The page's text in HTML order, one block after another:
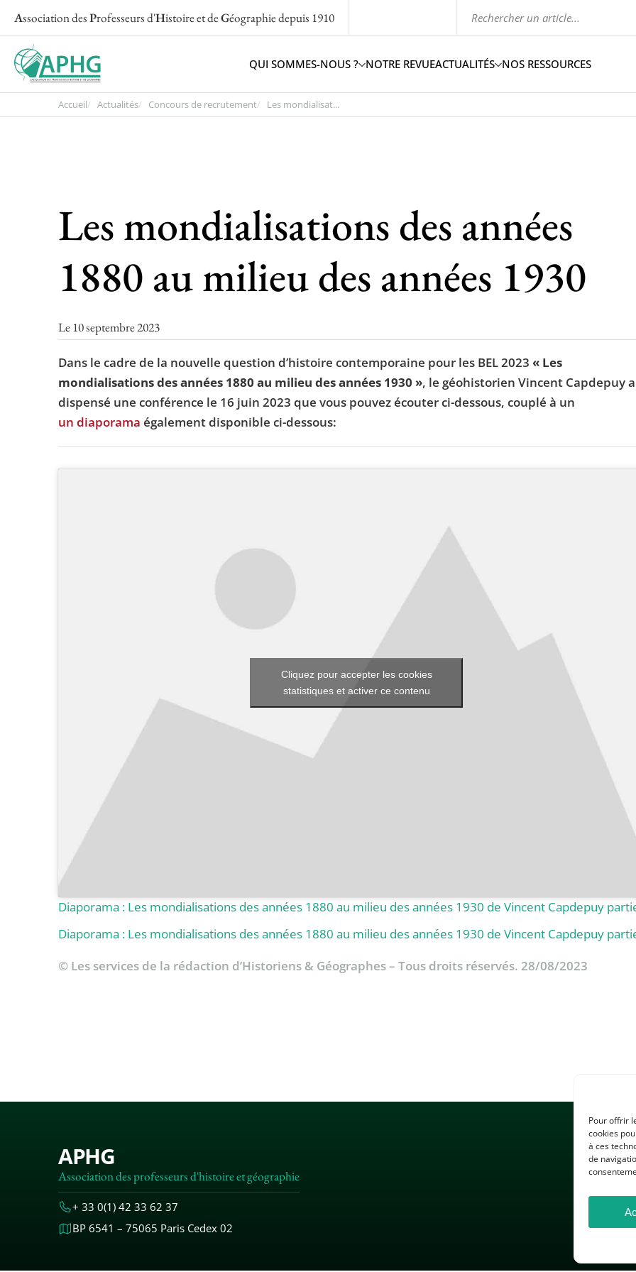
Pour offrir
cookies
à ces
de
Association desProfesseurs d'Histoire et deGéographiedepuis 1910
QUI SOMMES-NOUS ? NOTRE REVUEACTUALITÉS NOS RESSOURCES
Accueil Actualités Concours de recrutement Les mondialisat...
Les mondialisations des années
1880 au milieu des années 1930
Le 10 septembre 2023
Dans le cadre de la nouvelle question d’histoire contemporaine pour les BEL 2023 « Les
mondialisations des années 1880 au milieu des années 1930 », le géohistorien Vincent Capdepuy a
dispensé une conférence le 16 juin 2023 que vous pouvez écouter ci-dessous, couplé à un
un diaporama également disponible ci-dessous:
Cliquez pour accepter les cookies
statistiques et activer ce contenu
Diaporama : Les mondialisations des années 1880 au milieu des années 1930 de Vincent Capdepuy
Diaporama : Les mondialisations des années 1880 au milieu des années 1930 de Vincent Capdepuy
© Les services de la rédaction d’Historiens & Géographes – Tous droits réservés. 28/08/2023
APHG
Association des professeurs d'histoire et géographie
+ 33 0(1) 42 33 62 37
BP 6541 – 75065 Paris Cedex 02